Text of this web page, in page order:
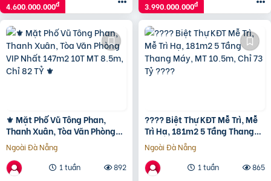
4.600.000.000đ 3.990.000.000đ
⚜️ Mặt Phố Vũ Tông Phan,
Thanh Xuân, Tòa Văn Phòng
VIP Nhất 147m2 10T MT 8.5m,
Chỉ 82 TỶ ⚜️
Ngoài Đà Nẵng
1 tuần
892
???? Biệt Thự KĐT Mễ Trì, Mễ
Trì Hạ, 181m2 5 Tầng Thang
Máy, MT 10.5m, Chỉ 73 Tỷ
????
Ngoài Đà Nẵng
1 tuần
865